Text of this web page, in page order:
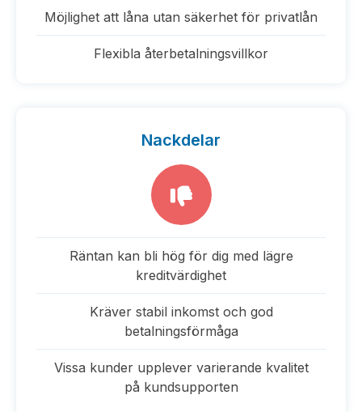
Möjlighet att låna utan säkerhet för privatlån
Flexibla återbetalningsvillkor
Nackdelar
Räntan kan bli hög för dig med lägre
kreditvärdighet
Kräver stabil inkomst och god
betalningsförmåga
Vissa kunder upplever varierande kvalitet
på kundsupporten